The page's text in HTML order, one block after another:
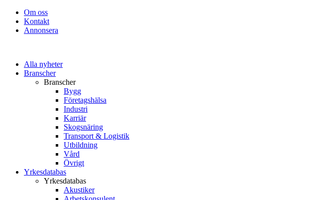
Om oss
Kontakt
Annonsera
Alla nyheter
Branscher
Branscher
Bygg
Företagshälsa
Industri
Karriär
Skogsnäring
Transport & Logistik
Utbildning
Vård
Övrigt
Yrkesdatabas
Yrkesdatabas
Akustiker